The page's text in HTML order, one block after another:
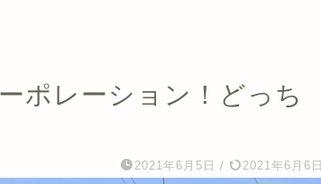
ポレーション！どっち
2021年6月5日 / 2021年6月6日